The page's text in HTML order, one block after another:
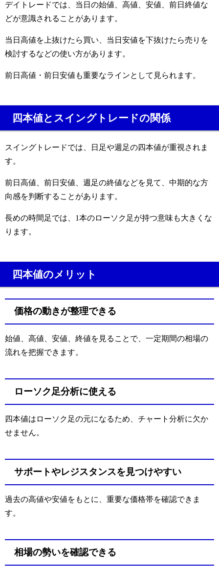
デイトレードでは、当日の始値、高値、安値、前日終値な
どが意識されることがあります。
当日高値を上抜けたら買い、当日安値を下抜けたら売りを
検討するなどの使い方があります。
前日高値・前日安値も重要なラインとして見られます。
四本値とスイングトレードの関係
スイングトレードでは、日足や週足の四本値が重視されま
す。
前日高値、前日安値、週足の終値などを見て、中期的な方
向感を判断することがあります。
長めの時間足では、1本のローソク足が持つ意味も大きくな
ります。
四本値のメリット
価格の動きが整理できる
始値、高値、安値、終値を見ることで、一定期間の相場の
流れを把握できます。
ローソク足分析に使える
四本値はローソク足の元になるため、チャート分析に欠か
せません。
サポートやレジスタンスを見つけやすい
過去の高値や安値をもとに、重要な価格帯を確認できま
す。
相場の勢いを確認できる